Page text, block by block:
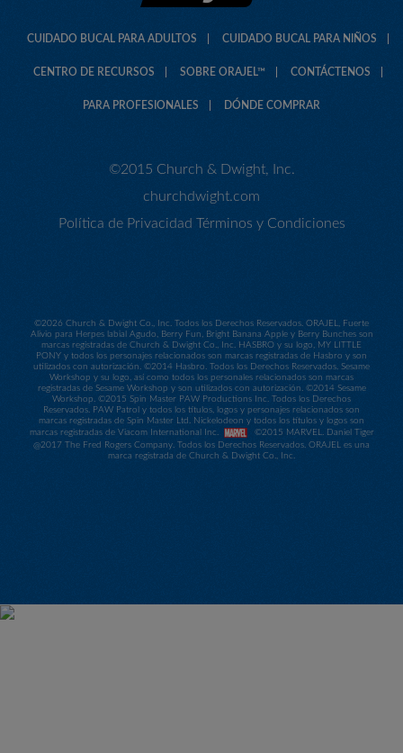
CUIDADO BUCAL PARA ADULTOS CUIDADO BUCAL PARA NIÑOS
CENTRO DE RECURSOS SOBRE ORAJEL™ CONTÁCTENOS
PARA PROFESIONALES DÓNDE COMPRAR
©2015 Church & Dwight, Inc.
churchdwight.com
Política de Privacidad Términos y Condiciones
©2026 Church & Dwight Co., Inc. Todos los Derechos Reservados. ORAJEL, Fuerte
Alivio para Herpes labial Agudo, Berry Fun, Bright Banana Apple y Berry Bunches son
marcas registradas de Church & Dwight Co., Inc. HASBRO y su logo, MY LITTLE
PONY y todos los personajes relacionados son marcas registradas de Hasbro y son
utilizados con autorización. ©2014 Hasbro. Todos los Derechos Reservados. Sesame
Workshop y su logo, así como todos los personales relacionados son marcas
registradas de Sesame Workshop y son utilizados con autorización. ©2014 Sesame
Workshop. ©2015 Spin Master PAW Productions Inc. Todos los Derechos
Reservados. PAW Patrol y todos los títulos, logos y personajes relacionados son
marcas registradas de Spin Master Ltd. Nickelodeon y todos los títulos y logos son
marcas registradas de Viacom International Inc.
©2015 MARVEL. Daniel Tiger
@2017 The Fred Rogers Company. Todos los Derechos Reservados. ORAJEL es una
marca registrada de Church & Dwight Co., Inc.